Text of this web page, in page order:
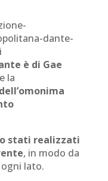
è di Gae
la
stati realizzati
, in modo da
lato.